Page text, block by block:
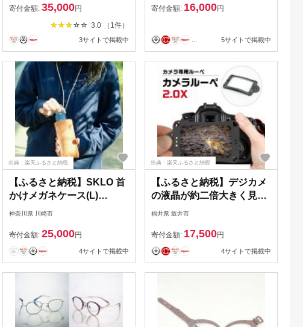
ル（SLD-005） ブラック
ハバナ2 オレンジ ライム チ
ャコール 全5色【伊達メガ
ネ メンズ レディース 男女
兼用 ユニセックス 紫外線
対策 UVカット率99.9%】
寄付金額: 35,000円
3.0 （1件）
3サイトで掲載中
寄付金額: 16,000円
5サイトで掲載中
出典：楽天ふるさと納税
【ふるさと納税】SKLO 首
かけメガネケース(L)
【Red】 | 神奈川県 川崎市
天ふるさと 納税 メガネケ
ース おしゃれ 眼鏡ケース
めがねケース ネックホルダ
ー 首掛け メガネ 収納 レザ
レディース レザーケース
革小物
神奈川県 川崎市
寄付金額: 25,000円
4サイトで掲載中
出典：楽天ふるさと納税
【ふるさと納税】デジカメ
の液晶が約二倍大きく見え
るカメラ専用ルーペ カメラ
福井県 坂井市
寄付金額: 17,500円
4サイトで掲載中